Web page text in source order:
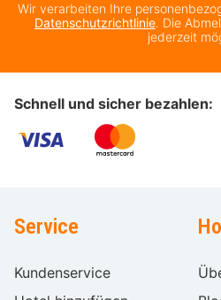
Wir verarbeiten Ihre
Datenschutzrichtlinie. Die
jederzeit
Schnell und sicher bezahlen:
Service
Kundenservice